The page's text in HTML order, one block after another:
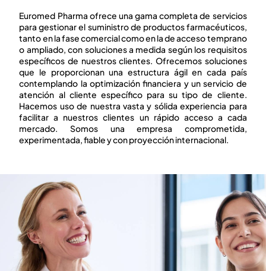
ESPECIALIZADAS Y
HOSPITALARIAS
DESCUBRIR MÁS
Euromed Pharma ofrece una gama completa de servicios
para gestionar el suministro de productos farmacéuticos,
tanto en la fase comercial como en la de acceso temprano
o ampliado, con soluciones a medida según los requisitos
específicos de nuestros clientes. Ofrecemos soluciones
que le proporcionan una estructura ágil en cada país
contemplando la optimización financiera y un servicio de
atención al cliente específico para su tipo de cliente.
Hacemos uso de nuestra vasta y sólida experiencia para
facilitar a nuestros clientes un rápido acceso a cada
mercado. Somos una empresa comprometida,
experimentada, fiable y con proyección internacional.